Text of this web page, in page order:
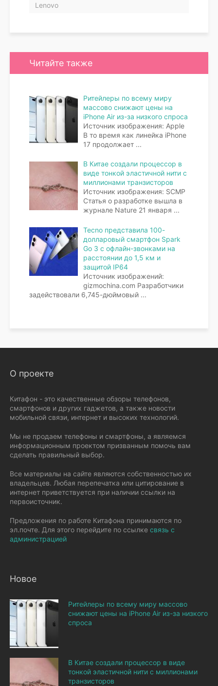
Lenovo
Читайте также
Ритейлеры по всему миру
массово снижают цены на
iPhone Air из-за низкого спроса
Источник изображения: Apple
В то время как линейка iPhone
17 продолжает ...
В Китае создали процессор в
виде тонкой эластичной нити с
миллионами транзисторов
Источник изображения: SCMP
Статья о разработке вышла в
журнале Nature 21 января ...
Tecno представила 100-
долларовый смартфон Spark
Go 3 с офлайн-звонками на
расстоянии до 1,5 км и
защитой IP64
Источник изображений:
gizmochina.com Разработчики
задействовали 6,745-дюймовый ...
О проекте
Китафон - это качественные обзоры телефонов,
смартфонов и других гаджетов, а также новости
мобильной связи, интернет и высоких технологий.
Мы не продаем телефоны и смартфоны, а являемся
информационным проектом призванным помочь вам
сделать правильный выбор.
Все материалы на сайте являются собственностью их
владельцев. Любая перепечатка или цитирование в
интернет приветствуется при наличии ссылки на
первоисточник.
Предложения по работе Китафона принимаются по
эл.почте. Для этого перейдите по ссылке связь с
администрацией
Новое
Ритейлеры по всему миру массово
снижают цены на iPhone Air из-за низкого
спроса
В Китае создали процессор в виде
тонкой эластичной нити с миллионами
транзисторов